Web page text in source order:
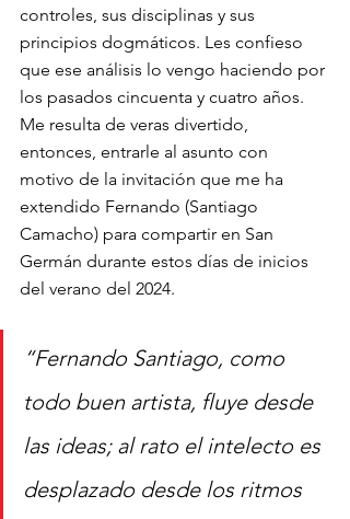
controles, sus disciplinas y sus
principios dogmáticos. Les confieso
que ese análisis lo vengo haciendo por
los pasados cincuenta y cuatro años.
Me resulta de veras divertido,
entonces, entrarle al asunto con
motivo de la invitación que me ha
extendido Fernando (Santiago
Camacho) para compartir en San
Germán durante estos días de inicios
del verano del 2024.
“Fernando Santiago, como
todo buen artista, fluye desde
las ideas; al rato el intelecto es
desplazado desde los ritmos